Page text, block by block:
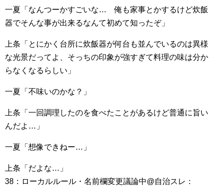
一夏「なんつーかすごいな… 俺も家事とかするけど炊飯
器でそんな事が出来るなんて初めて知ったぞ」
上条「とにかく台所に炊飯器が何台も並んでいるのは異様
な光景だってよ、そっちの印象が強すぎて料理の味は分か
らなくなるらしい」
一夏「不味いのかな？」
上条「一回調理したのを食べたことがあるけど普通に旨い
んだよ…」
一夏「想像できねー…」
上条「だよな…」
38：ローカルルール・名前欄変更議論中@自治スレ：